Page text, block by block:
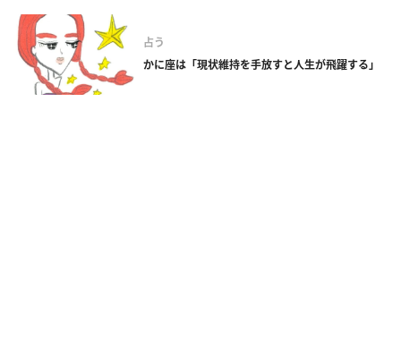
占う
かに座は「現状維持を手放すと人生が飛躍する」